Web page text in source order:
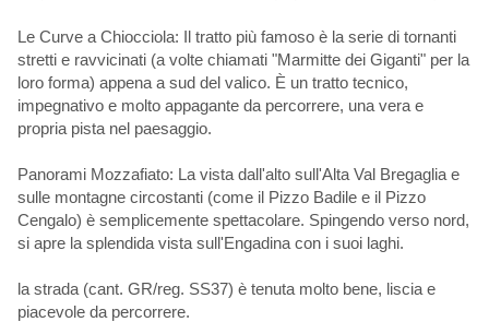
Le Curve a Chiocciola: Il tratto più famoso è la serie di tornanti
stretti e ravvicinati (a volte chiamati "Marmitte dei Giganti" per la
loro forma) appena a sud del valico. È un tratto tecnico,
impegnativo e molto appagante da percorrere, una vera e
propria pista nel paesaggio.
Panorami Mozzafiato: La vista dall'alto sull'Alta Val Bregaglia e
sulle montagne circostanti (come il Pizzo Badile e il Pizzo
Cengalo) è semplicemente spettacolare. Spingendo verso nord,
si apre la splendida vista sull'Engadina con i suoi laghi.
la strada (cant. GR/reg. SS37) è tenuta molto bene, liscia e
piacevole da percorrere.